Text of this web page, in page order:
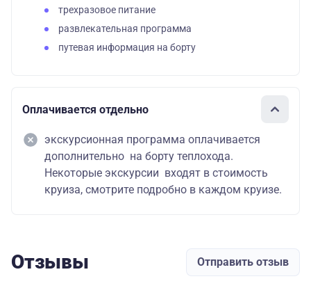
трехразовое питание
развлекательная программа
путевая информация на борту
Оплачивается отдельно
экскурсионная программа оплачивается
дополнительно на борту теплохода.
Некоторые экскурсии входят в стоимость
круиза, смотрите подробно в каждом круизе.
Отзывы Отправить отзыв